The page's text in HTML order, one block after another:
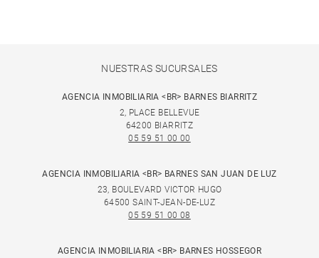
NUESTRAS SUCURSALES
AGENCIA INMOBILIARIA <BR> BARNES BIARRITZ
2, PLACE BELLEVUE
64200 BIARRITZ
05 59 51 00 00
AGENCIA INMOBILIARIA <BR> BARNES SAN JUAN DE LUZ
23, BOULEVARD VICTOR HUGO
64500 SAINT-JEAN-DE-LUZ
05 59 51 00 08
AGENCIA INMOBILIARIA <BR> BARNES HOSSEGOR